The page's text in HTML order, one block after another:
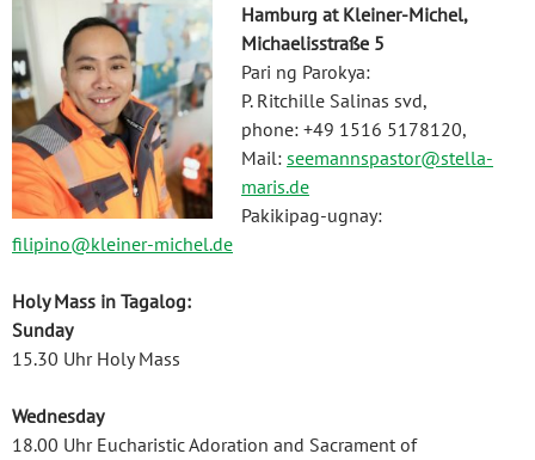
Hamburg at Kleiner-Michel,
Michaelisstraße 5
Pari ng Parokya:
P. Ritchille Salinas svd,
phone: +49 1516 5178120,
Mail: seemannspastor@stella-
maris.de
Pakikipag-ugnay:
filipino@kleiner-michel.de
Holy Mass in Tagalog:
Sunday
15.30 Uhr Holy Mass
Wednesday
18.00 Uhr Eucharistic Adoration and Sacrament of